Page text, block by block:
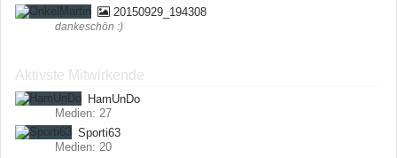
20150929_194308
dankeschön :)
Aktivste Mitwirkende
HamUnDo
Medien: 27
Sporti63
Medien: 20